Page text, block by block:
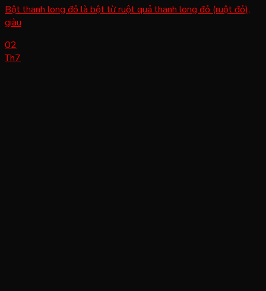
Bột thanh long đỏ là bột từ ruột quả thanh long đỏ (ruột đỏ),
giàu
02
Th7